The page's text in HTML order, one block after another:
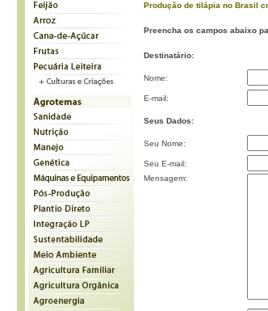
Produção de tilápia no Brasil
Preencha os campos abaixo
Destinatário:
Nome:
E-mail:
Seus Dados:
Seu Nome:
Seu E-mail:
Mensagem: